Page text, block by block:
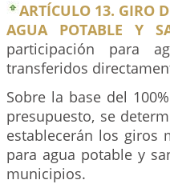
ARTÍCULO 13. GIRO
AGUA POTABLE Y
participación para
transferidos
Sobre la base del
presupuesto, se
establecerán los giros
para agua potable y
municipios.